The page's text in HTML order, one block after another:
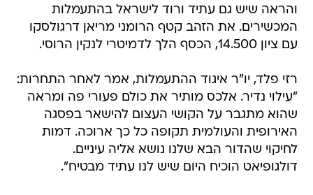
והראה שיש גם עתיד ורוד לישראל בהתעמלות
המכשירים. את הזהב קטף הרומני מריאן דרגולסקו
עם ציון 14.500, הכסף הלך לדמיטרי לנקין הרוסי.
רזי פלד, יו"ר איגוד ההתעמלות, אמר לאחר התחרות:
"עילוי נדיר. אלכס מותיר את כולם פעורי פה ומראה
שהוא מתגבר על הקושי העצום להישאר בפסגה
האירופית והעולמית תקופה כל כך ארוכה. דמות
לחיקוי שהדור הבא שלנו נושא אליה עיניים.
דולגופיאט הוכיח היום שיש לנו עתיד מבטיח".